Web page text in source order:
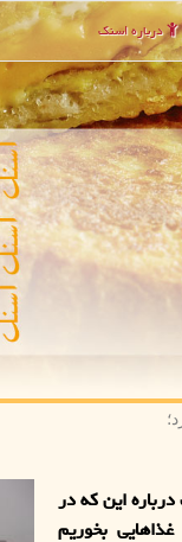
درباره اسنك
این که در
بخوریم